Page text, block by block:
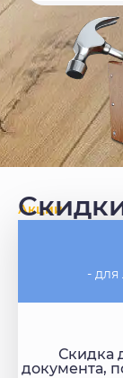
Акции
- для
Скидка
документа,